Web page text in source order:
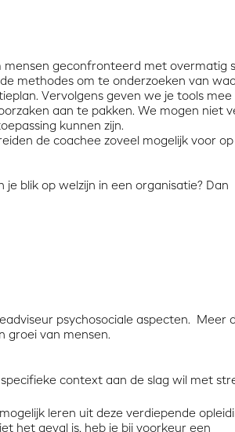
mensen geconfronteerd met overmatig
methodes om te onderzoeken van
Vervolgens geven we je tools mee
aan te pakken. We mogen niet
kunnen zijn.
de coachee zoveel mogelijk voor
blik op welzijn in een organisatie? Dan
psychosociale aspecten. Meer
groei van mensen.
context aan de slag wil met
leren uit deze verdiepende
het geval is, heb je bij voorkeur een